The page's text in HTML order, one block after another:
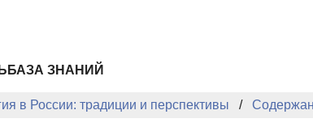
БАЗА ЗНАНИЙ
в России: традиции и перспективы